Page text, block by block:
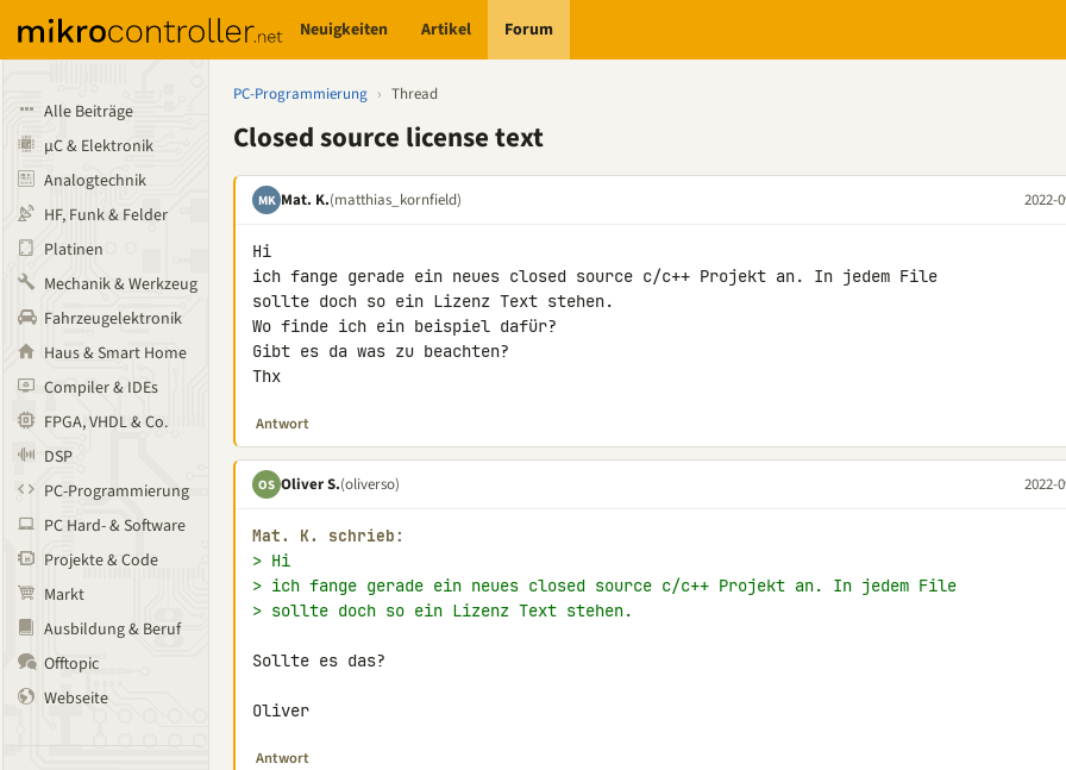
Neuigkeiten Artikel Forum
Alle Beiträge
µC & Elektronik
Analogtechnik
HF, Funk & Felder
Platinen
Mechanik & Werkzeug
Fahrzeugelektronik
Haus & Smart Home
Compiler & IDEs
FPGA, VHDL & Co.
DSP
PC-Programmierung
PC Hard- & Software
Projekte & Code
Markt
Ausbildung & Beruf
Offtopic
Webseite
PC-Programmierung › Thread
Closed source license text
MK Mat. K.(matthias_kornfield) 2022-
Hi
ich fange gerade ein neues closed source c/c++ Projekt an. In jedem File
sollte doch so ein Lizenz Text stehen.
Wo finde ich ein beispiel dafür?
Gibt es da was zu beachten?
Thx
Antwort
OS Oliver S.(oliverso) 2022-
Mat. K. schrieb:
> Hi
> ich fange gerade ein neues closed source c/c++ Projekt an. In jedem File
> sollte doch so ein Lizenz Text stehen.
Sollte es das?
Oliver
Antwort